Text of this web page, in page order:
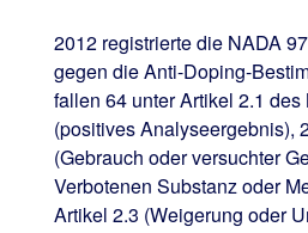
2012 registrierte die NADA
gegen die Anti-Doping-
fallen 64 unter Artikel 2.1
(positives Analyseergebnis),
(Gebrauch oder versuchter
Verbotenen Substanz oder
Artikel 2.3 (Weigerung oder